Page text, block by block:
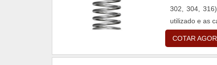
qualidade
profissionais
periódicas, a
evitando
relacionado, a
dos alimentos
302, 304, 316) | Aço Liga (H12 e H13) . Material sujeito a disponibilidade. O
utilizado e as
COTAR